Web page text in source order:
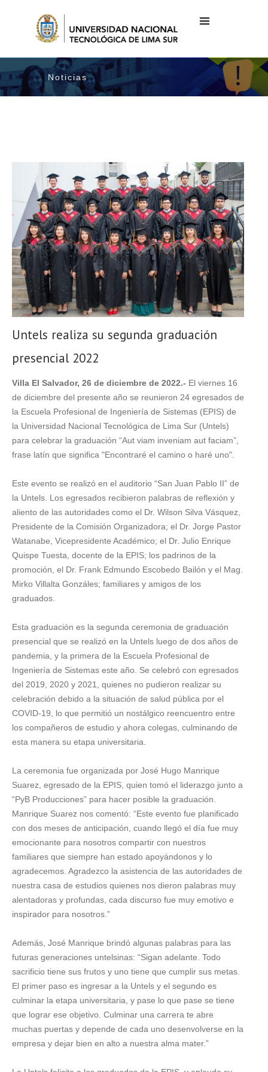
Noticias
Untels realiza su segunda graduación
presencial 2022
Villa El Salvador, 26 de diciembre de 2022.- El viernes 16
de diciembre del presente año se reunieron 24 egresados de
la Escuela Profesional de Ingeniería de Sistemas (EPIS) de
la Universidad Nacional Tecnológica de Lima Sur (Untels)
para celebrar la graduación “Aut viam inveniam aut faciam”,
frase latín que significa "Encontraré el camino o haré uno".
Este evento se realizó en el auditorio “San Juan Pablo II” de
la Untels. Los egresados recibieron palabras de reflexión y
aliento de las autoridades como el Dr. Wilson Silva Vásquez,
Presidente de la Comisión Organizadora; el Dr. Jorge Pastor
Watanabe, Vicepresidente Académico; el Dr. Julio Enrique
Quispe Tuesta, docente de la EPIS; los padrinos de la
promoción, el Dr. Frank Edmundo Escobedo Bailón y el Mag.
Mirko Villalta Gonzáles; familiares y amigos de los
graduados.
Esta graduación es la segunda ceremonia de graduación
presencial que se realizó en la Untels luego de dos años de
pandemia, y la primera de la Escuela Profesional de
Ingeniería de Sistemas este año. Se celebró con egresados
del 2019, 2020 y 2021, quienes no pudieron realizar su
celebración debido a la situación de salud pública por el
COVID-19, lo que permitió un nostálgico reencuentro entre
los compañeros de estudio y ahora colegas, culminando de
esta manera su etapa universitaria.
La ceremonia fue organizada por José Hugo Manrique
Suarez, egresado de la EPIS, quien tomó el liderazgo junto a
“PyB Producciones” para hacer posible la graduación.
Manrique Suarez nos comentó: “Este evento fue planificado
con dos meses de anticipación, cuando llegó el día fue muy
emocionante para nosotros compartir con nuestros
familiares que siempre han estado apoyándonos y lo
agradecemos. Agradezco la asistencia de las autoridades de
nuestra casa de estudios quienes nos dieron palabras muy
alentadoras y profundas, cada discurso fue muy emotivo e
inspirador para nosotros.”
Además, José Manrique brindó algunas palabras para las
futuras generaciones untelsinas: “Sigan adelante. Todo
sacrificio tiene sus frutos y uno tiene que cumplir sus metas.
El primer paso es ingresar a la Untels y el segundo es
culminar la etapa universitaria, y pase lo que pase se tiene
que lograr ese objetivo. Culminar una carrera te abre
muchas puertas y depende de cada uno desenvolverse en la
empresa y dejar bien en alto a nuestra alma mater.”